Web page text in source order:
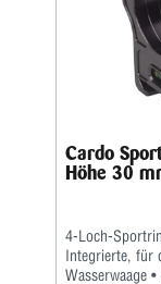
Zielfernrohr-
Messsystem
enthalten und
geometrischen
Cardo
Höhe 30
4-Loch-
Integrierte, für
Wasserwaage